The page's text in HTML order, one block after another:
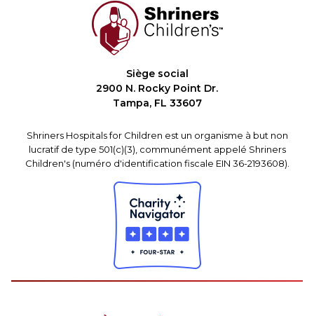
Siège social
2900 N. Rocky Point Dr.
Tampa, FL 33607
Shriners Hospitals for Children est un organisme à but non
lucratif de type 501(c)(3), communément appelé Shriners
Children's (numéro d'identification fiscale EIN 36-2193608).